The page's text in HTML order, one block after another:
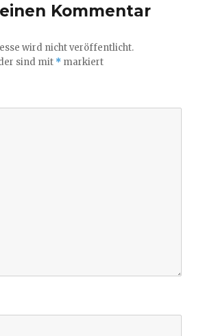
Kommentar
wird nicht veröffentlicht.
sind mit * markiert